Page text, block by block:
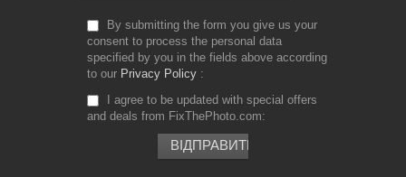
By submitting the form you give us your
consent to process the personal data
specified by you in the fields above according
to our Privacy Policy
I agree to be updated with special offers
and deals from FixThePhoto.com